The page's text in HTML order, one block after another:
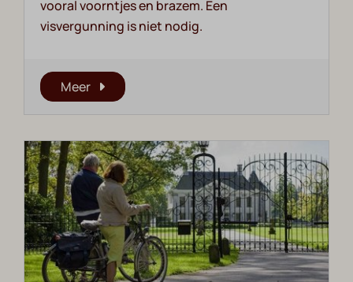
vooral voorntjes en brazem. Een
visvergunning is niet nodig.
Meer